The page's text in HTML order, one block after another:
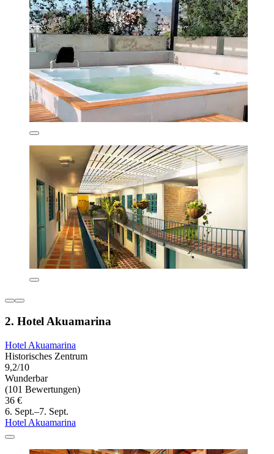
2. Hotel Akuamarina
Hotel Akuamarina
Historisches Zentrum
9,2/10
Wunderbar
(101 Bewertungen)
36 €
6. Sept.–7. Sept.
Hotel Akuamarina